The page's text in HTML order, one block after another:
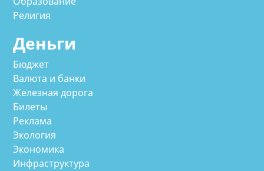
Религия
Деньги
Бюджет
Валюта и банки
Железная дорога
Билеты
Реклама
Экология
Экономика
Инфраструктура